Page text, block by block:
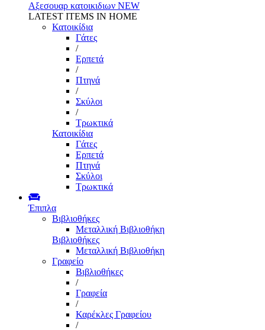
Αξεσουαρ κατοικιδιων NEW
LATEST ITEMS IN HOME
Κατοικίδια
Γάτες
/
Ερπετά
/
Πτηνά
/
Σκύλοι
/
Τρωκτικά
Κατοικίδια
Γάτες
Ερπετά
Πτηνά
Σκύλοι
Τρωκτικά
Έπιπλα
Βιβλιοθήκες
Μεταλλική Βιβλιοθήκη
Βιβλιοθήκες
Μεταλλική Βιβλιοθήκη
Γραφείο
Βιβλιοθήκες
/
Γραφεία
/
Καρέκλες Γραφείου
/